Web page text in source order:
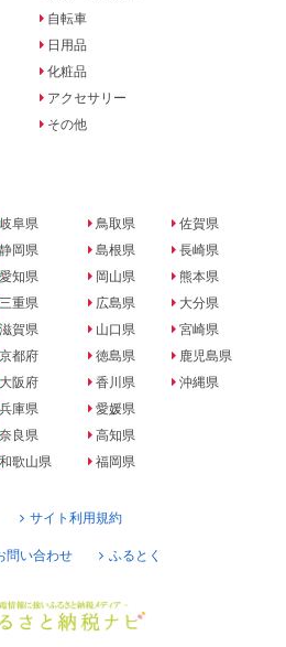
自転車
日用品
化粧品
アクセサリー
その他
岐阜県
静岡県
愛知県
三重県
滋賀県
京都府
大阪府
兵庫県
奈良県
和歌山県
鳥取県
島根県
岡山県
広島県
山口県
徳島県
香川県
愛媛県
高知県
福岡県
佐賀県
長崎県
熊本県
大分県
宮崎県
鹿児島県
沖縄県
サイト利用規約
問い合わせ ふるとく